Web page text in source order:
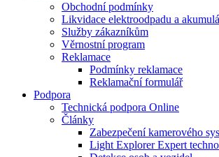
Obchodní podmínky
Likvidace elektroodpadu a
Služby zákazníkům
Věrnostní program
Reklamace
Podmínky reklamace
Reklamační formulář
Podpora
Technická podpora Online
Články
Zabezpečení kamerového
Light Explorer Expert